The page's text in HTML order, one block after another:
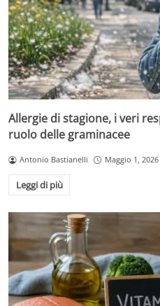
Allergie di stagione, i veri
ruolo delle graminacee
Antonio Bastianelli Maggio 1, 2026
Leggi di più